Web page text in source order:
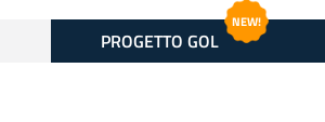
PROGETTO GOL
NEW!